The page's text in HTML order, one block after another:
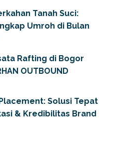
Tanah Suci:
Umroh di Bulan
Rafting di Bogor
OUTBOUND
Solusi Tepat
& Kredibilitas Brand